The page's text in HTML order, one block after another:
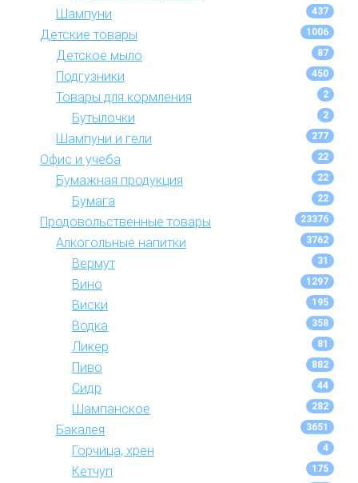
Шампуни 437
Детские товары 1006
Детское мыло 87
Подгузники 450
Товары для кормления 2
Бутылочки 2
Шампуни и гели 277
Офис и учеба 22
Бумажная продукция 22
Бумага 22
Продовольственные товары 23376
Алкогольные напитки 3762
Вермут 31
Вино 1297
Виски 195
Водка 358
Ликер 81
Пиво 882
Сидр 44
Шампанское 282
Бакалея 3651
Горчица, хрен 4
Кетчуп 175